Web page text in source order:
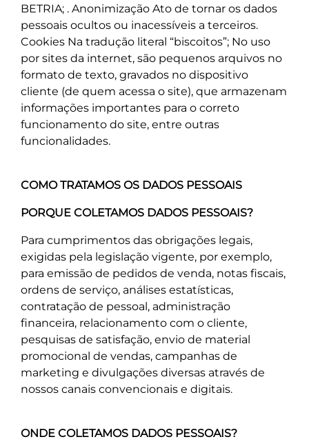
BETRIA; . Anonimização Ato de tornar os dados
pessoais ocultos ou inacessíveis a terceiros.
Cookies Na tradução literal “biscoitos”; No uso
por sites da internet, são pequenos arquivos no
formato de texto, gravados no dispositivo
cliente (de quem acessa o site), que armazenam
informações importantes para o correto
funcionamento do site, entre outras
funcionalidades.
COMO TRATAMOS OS DADOS PESSOAIS
PORQUE COLETAMOS DADOS PESSOAIS?
Para cumprimentos das obrigações legais,
exigidas pela legislação vigente, por exemplo,
para emissão de pedidos de venda, notas fiscais,
ordens de serviço, análises estatísticas,
contratação de pessoal, administração
financeira, relacionamento com o cliente,
pesquisas de satisfação, envio de material
promocional de vendas, campanhas de
marketing e divulgações diversas através de
nossos canais convencionais e digitais.
ONDE COLETAMOS DADOS PESSOAIS?